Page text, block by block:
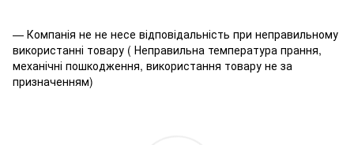
— Компанія не не несе відповідальність при неправильному
використанні товару ( Неправильна температура прання,
механічні пошкодження, використання товару не за
призначенням)